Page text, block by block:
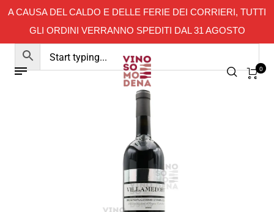
A CAUSA DEL CALDO E DELLE FERIE DEI CORRIERI, TUTTI
GLI ORDINI VERRANNO SPEDITI DAL 31 AGOSTO
0